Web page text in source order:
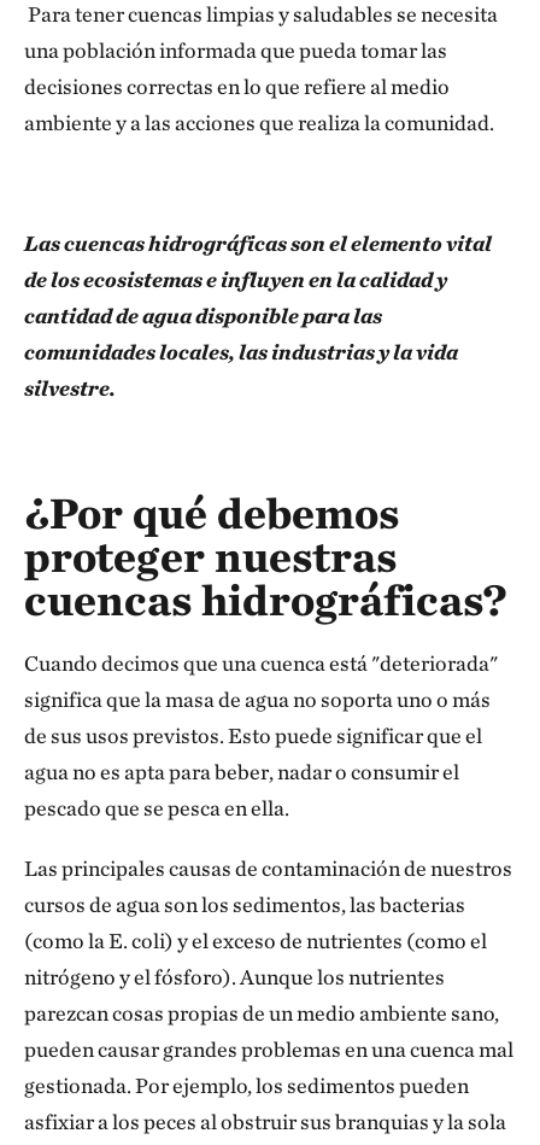
Para tener cuencas limpias y saludables se necesita
una población informada que pueda tomar las
decisiones correctas en lo que refiere al medio
ambiente y a las acciones que realiza la comunidad.
Las cuencas hidrográficas son el elemento vital
de los ecosistemas e influyen en la calidad y
cantidad de agua disponible para las
comunidades locales, las industrias y la vida
silvestre.
¿Por qué debemos
proteger nuestras
cuencas hidrográficas?
Cuando decimos que una cuenca está "deteriorada"
significa que la masa de agua no soporta uno o más
de sus usos previstos. Esto puede significar que el
agua no es apta para beber, nadar o consumir el
pescado que se pesca en ella.
Las principales causas de contaminación de nuestros
cursos de agua son los sedimentos, las bacterias
(como la E. coli) y el exceso de nutrientes (como el
nitrógeno y el fósforo). Aunque los nutrientes
parezcan cosas propias de un medio ambiente sano,
pueden causar grandes problemas en una cuenca mal
gestionada. Por ejemplo, los sedimentos pueden
asfixiar a los peces al obstruir sus branquias y la sola